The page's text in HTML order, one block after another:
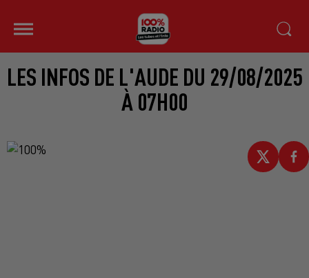
LES INFOS DE L'AUDE DU 29/08/2025
À 07H00